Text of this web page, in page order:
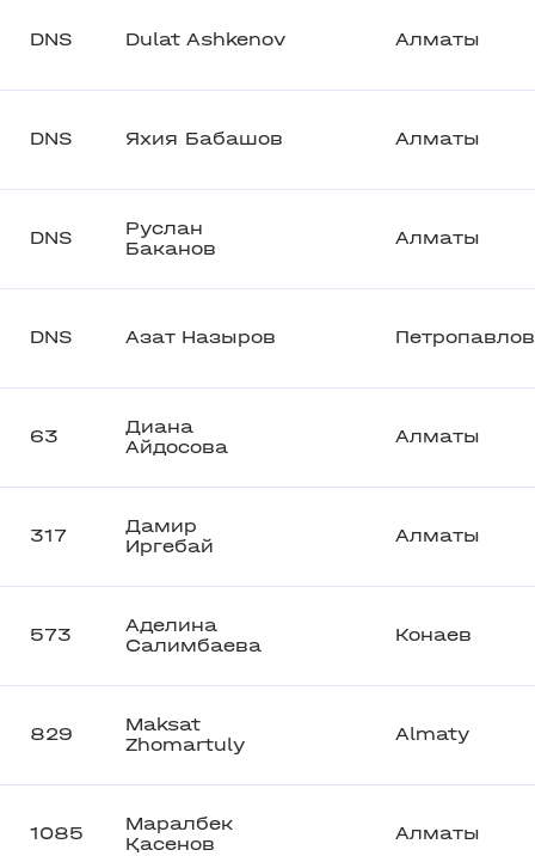
DNS Dulat Ashkenov Алматы
DNS Яхия Бабашов Алматы
DNS
Руслан
Баканов
Алматы
DNS Азат Назыров
63
Диана
Айдосова
Алматы
317
Дамир
Иргебай
Алматы
573
Аделина
Салимбаева
Конаев
829
Maksat
Zhomartuly
Almaty
1085
Маралбек
Қасенов
Алматы